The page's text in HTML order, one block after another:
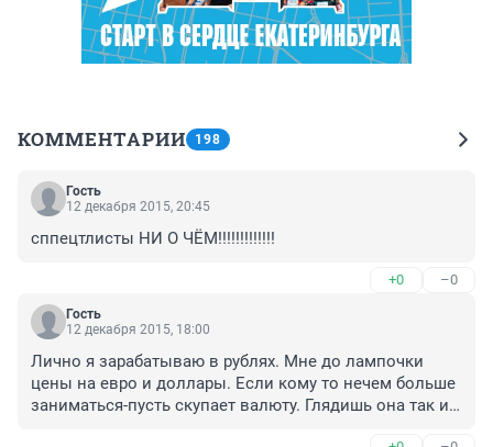
КОММЕНТАРИИ 198
Гость
12 декабря 2015, 20:45
сппецтлисты НИ О ЧЁМ!!!!!!!!!!!!!
+0 –0
Гость
12 декабря 2015, 18:00
Лично я зарабатываю в рублях. Мне до лампочки
цены на евро и доллары. Если кому то нечем больше
заниматься-пусть скупает валюту. Глядишь она так и